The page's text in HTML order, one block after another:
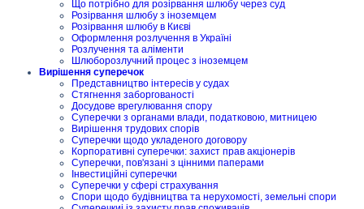
Що потрібно для розірвання шлюбу через суд
Розірвання шлюбу з іноземцем
Розірвання шлюбу в Києві
Оформлення розлучення в Україні
Розлучення та аліменти
Шлюборозлучний процес з іноземцем
Вирішення суперечок
Представництво інтересів у судах
Стягнення заборгованості
Досудове врегулювання спору
Суперечки з органами влади, податковою, митницею
Вирішення трудових спорів
Суперечки щодо укладеного договору
Корпоративні суперечки: захист прав акціонерів
Суперечки, пов'язані з цінними паперами
Інвестиційні суперечки
Суперечки у сфері страхування
Спори щодо будівництва та нерухомості, земельні спори